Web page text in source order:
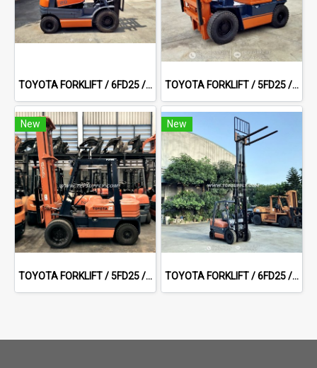
TOYOTA FORKLIFT / 6FD25 / 3.0 m Full Free TOYOTA FORKLIFT / 5FD25 / 3.0 m Full free sideshift
New
TOYOTA FORKLIFT / 5FD25 / 5.0 m
New
TOYOTA FORKLIFT / 6FD25 / 5.0 m